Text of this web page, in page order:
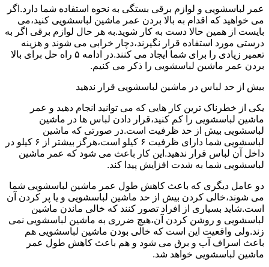
عمر لباسشویی و لوازم برقی بستگی به نحوه استفاده شما دارد.اگر
می خواهید که اقدام به بالا بردن عمر ماشین لباسشویی کنید،می
بایست از همین حالا دست به کار شوید.به هر حال لوازم برقی اگر به
درستی مورد استفاده قرار نگیرند،دچار خرابی می شوند و هزینه
تعمیر زیادی را برای شما ایجاد می کنند.در ادامه ۵ راه حل برای بالا
بردن عمر ماشین لباسشویی را ذکر می کنیم.
بیش از حد لباس در ماشین لباسشویی قرار ندهید
یکی از خطرناک ترین کار هایی که می توانید انجام دهید و عمر
ماشین لباسشویی را کم کنید،قرار دادن لباس ها در ماشین
لباسشویی بیش از حد ظرفیت است.در صورتی که ماشین
لباسشویی شما دارای ظرفیت ۶ کیلو است،هرگز بیشتر از ۶ کیلو در
داخل آن لباس قرار ندهید.این کار باعث می شود که عمر ماشین
لباسشویی شما به شدت افزایش پیدا کند.
دو عامل دیگری که باعث کاهش طول عمر ماشین لباسشویی شما
می شوند،خالی کردن بیش از حد ماشین لباسشویی و یا پر کردن آن
است.شاید بسیاری از افراد تصور کنند که خالی ماندن ماشین
لباسشویی و روشن کردن آن،هیچ ضرری به ماشین لباسشویی نمی
زند.ولی واقعیت این است که خالی بودن ماشین لباسشویی هم
باعث اسراف آب و برق می شود و هم باعث کاهش طول عمر
ماشین لباسشویی خواهد شد.